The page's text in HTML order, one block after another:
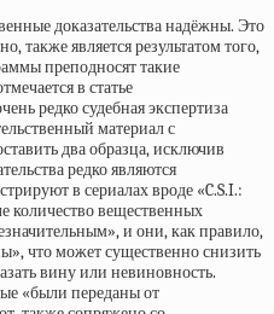
доказательства надёжны. Это
также является результатом того,
преподносят такие
в статье
редко судебная экспертиза
материал с
два образца, исключив
редко являются
в сериалах вроде «C.S.I.:
количество вещественных
и они, как правило,
что может существенно снизить
вину или невиновность.
«были переданы от